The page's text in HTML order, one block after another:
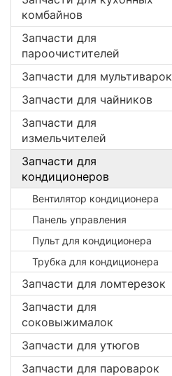
комбайнов
Запчасти для
пароочистителей
Запчасти для мультиварок
Запчасти для чайников
Запчасти для
измельчителей
Запчасти для
кондиционеров
Вентилятор кондиционера
Панель управления
Пульт для кондиционера
Трубка для кондиционера
Запчасти для ломтерезок
Запчасти для
соковыжималок
Запчасти для утюгов
Запчасти для пароварок